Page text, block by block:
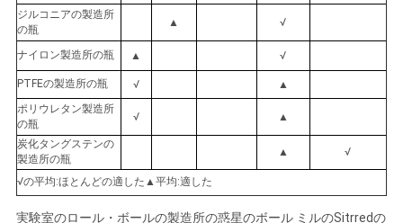
ジルコニアの製造所
の瓶
▲ √
ナイロン製造所の瓶 ▲ √
PTFEの製造所の瓶 √
▲
ポリウレタン製造所
の瓶
√ ▲
炭化タングステンの
製造所の瓶
▲ √
√の平均:ほとんどの適した▲平均:適した
実験室のロール・ボールの製造所の惑星のボール ミルのSitrredの